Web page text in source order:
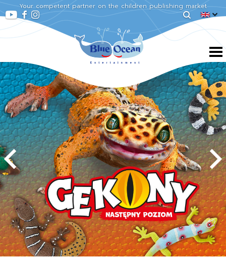
Your competent partner on the children publishing market